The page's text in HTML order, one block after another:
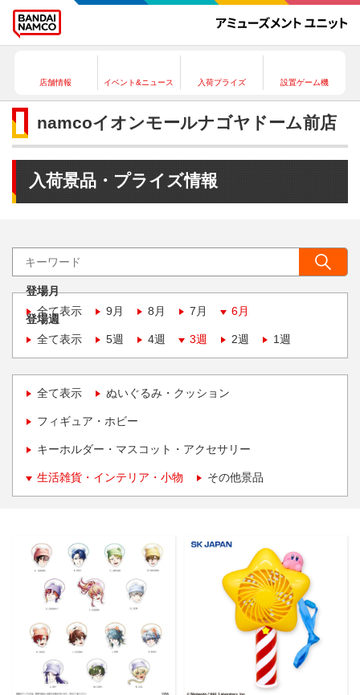
店舗情報 イベント&ニュース 入荷プライズ 設置ゲーム機
namcoイオンモールナゴヤドーム前店
入荷景品・プライズ情報
登場月
全て表示
9月 8月 7月 6月
登場週
全て表示
5週 4週 3週 2週 1週
全て表示 ぬいぐるみ・クッション
フィギュア・ホビー
キーホルダー・マスコット・アクセサリー
生活雑貨・インテリア・小物 その他景品